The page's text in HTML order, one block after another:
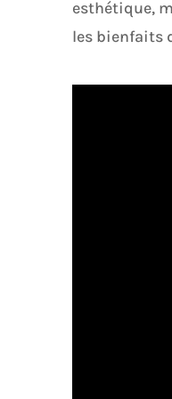
esthétique,
les bienfaits